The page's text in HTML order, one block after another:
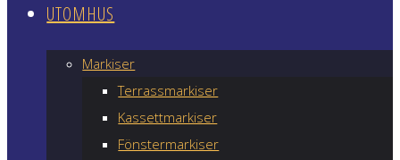
UTOMHUS
Markiser
Terrassmarkiser
Kassettmarkiser
Fönstermarkiser